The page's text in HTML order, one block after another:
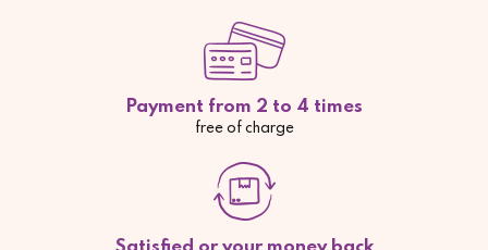
Payment from 2 to 4 times
free of charge